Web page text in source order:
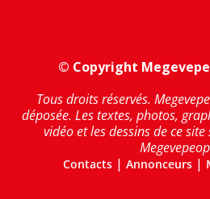
© Copyright
Tous droits réservés.
déposée. Les textes, photos,
vidéo et les dessins de ce
Contacts| Annonceurs|